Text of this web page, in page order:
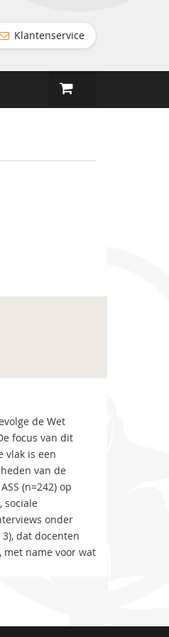
Klantenservice
de Wet
focus van dit
vlak is een
van de
(n=242) op
sociale
onder
dat docenten
name voor wat